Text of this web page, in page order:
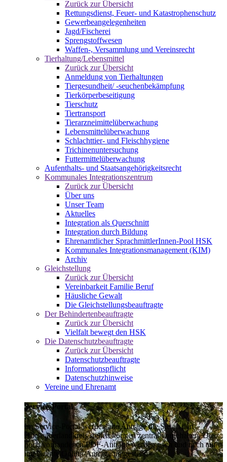
Zurück zur Übersicht
Rettungsdienst, Feuer- und Katastrophenschutz
Gewerbeangelegenheiten
Jagd/Fischerei
Sprengstoffwesen
Waffen-, Versammlung und Vereinsrecht
Tierhaltung/Lebensmittel
Zurück zur Übersicht
Anmeldung von Tierhaltungen
Tiergesundheit/ -seuchenbekämpfung
Tierkörperbeseitigung
Tierschutz
Tiertransport
Tierarzneimittelüberwachung
Lebensmittelüberwachung
Schlachttier- und Fleischhygiene
Trichinenuntersuchung
Futtermittelüberwachung
Aufenthalts- und Staatsangehörigkeitsrecht
Kommunales Integrationszentrum
Zurück zur Übersicht
Über uns
Unser Team
Aktuelles
Integration als Querschnitt
Integration durch Bildung
Ehrenamtlicher SprachmittlerInnen-Pool HSK
Kommunales Integrationsmanagement (KIM)
Archiv
Gleichstellung
Zurück zur Übersicht
Vereinbarkeit Familie Beruf
Häusliche Gewalt
Die Gleichstellungsbeauftragte
Der Behindertenbeauftragte
Zurück zur Übersicht
Vielfalt bewegt den HSK
Die Datenschutzbeauftragte
Zurück zur Übersicht
Datenschutzbeauftragte
Informationspflicht
Datenschutzhinweise
Vereine und Ehrenamt
Service-Portal
Im Service-Portal werden alle Anträge die Sie an den
Hochsauerlandkreis stellen können zentral vorgehalten. Die
noch vorhandenen PDF-Anträge werden nach und nach auf
intelligente Online-Anträge umgestellt.